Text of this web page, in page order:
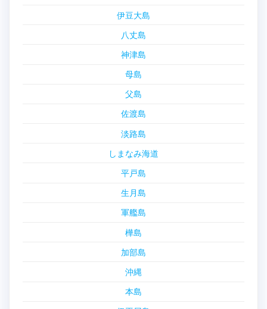
伊豆大島
八丈島
神津島
母島
父島
佐渡島
淡路島
しまなみ海道
平戸島
生月島
軍艦島
樺島
加部島
沖縄
本島